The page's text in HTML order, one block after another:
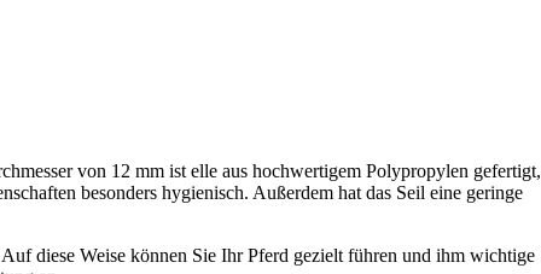
von 12 mm ist elle aus hochwertigem Polypropylen gefertigt,
besonders hygienisch. Außerdem hat das Seil eine geringe
diese Weise können Sie Ihr Pferd gezielt führen und ihm wichtige